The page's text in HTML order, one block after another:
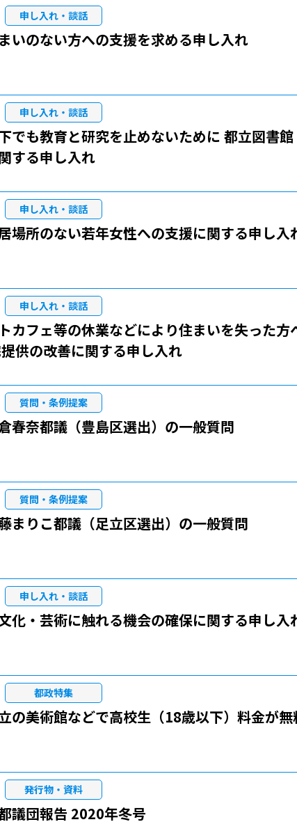
申し入れ・談話
いのない方への支援を求める申し入れ
申し入れ・談話
でも教育と研究を止めないために―― 都立図書館
する申し入れ
申し入れ・談話
場所のない若年女性への支援に関する申し入
申し入れ・談話
カフェ等の休業などにより住まいを失った方
供の改善に関する申し入れ
質問・条例提案
奈都議（豊島区選出）の一般質問
質問・条例提案
りこ都議（足立区選出）の一般質問
申し入れ・談話
化・芸術に触れる機会の確保に関する申し入
都政特集
の美術館などで高校生（18歳以下）料金が無
発行物・資料
議団報告 2020年冬号